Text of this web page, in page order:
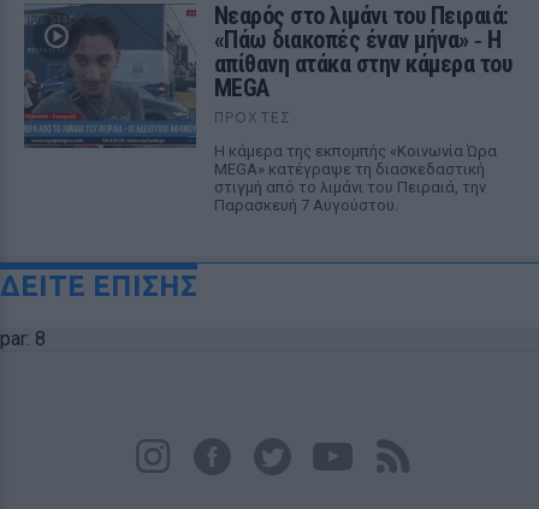
Νεαρός στο λιμάνι του Πειραιά:
«Πάω διακοπές έναν μήνα» ‑ Η
απίθανη ατάκα στην κάμερα του
MEGA
ΠΡΟΧΤΈΣ
Η κάμερα της εκπομπής «Κοινωνία Ώρα
MEGA» κατέγραψε τη διασκεδαστική
στιγμή από το λιμάνι του Πειραιά, την
Παρασκευή 7 Αυγούστου.
ΔΕΙΤΕ ΕΠΙΣΗΣ
par: 8